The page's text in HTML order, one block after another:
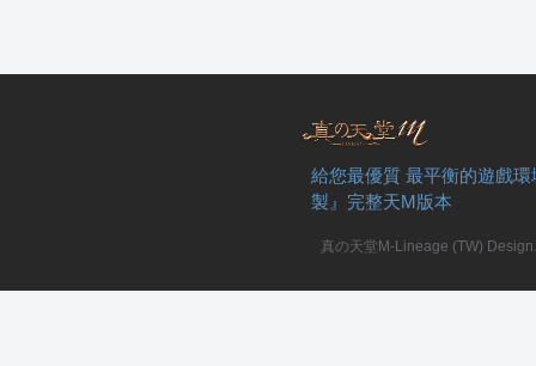
給您最優質 最平衡的遊戲
製』完整天M版本
真の天堂M-Lineage (TW)